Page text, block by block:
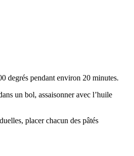
degrés pendant environ 20 minutes.
un bol, assaisonner avec l’huile
placer chacun des pâtés